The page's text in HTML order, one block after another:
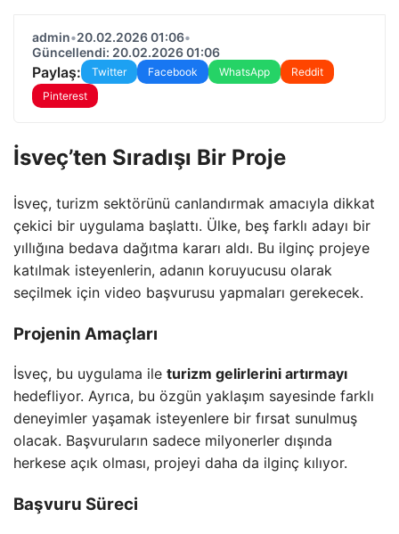
admin•20.02.2026 01:06•
Güncellendi: 20.02.2026 01:06
Paylaş: Twitter Facebook WhatsApp
Reddit
Pinterest
İsveç’ten Sıradışı Bir Proje
İsveç, turizm sektörünü canlandırmak amacıyla dikkat
çekici bir uygulama başlattı. Ülke, beş farklı adayı bir
yıllığına bedava dağıtma kararı aldı. Bu ilginç projeye
katılmak isteyenlerin, adanın koruyucusu olarak
seçilmek için video başvurusu yapmaları gerekecek.
Projenin Amaçları
İsveç, bu uygulama ile turizm gelirlerini artırmayı
hedefliyor. Ayrıca, bu özgün yaklaşım sayesinde farklı
deneyimler yaşamak isteyenlere bir fırsat sunulmuş
olacak. Başvuruların sadece milyonerler dışında
herkese açık olması, projeyi daha da ilginç kılıyor.
Başvuru Süreci